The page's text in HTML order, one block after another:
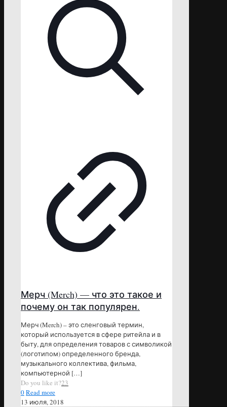
Мерч (Merch) — что это такое и
почему он так популярен.
Мерч (Merch) – это сленговый термин,
который используется в сфере ритейла и в
быту, для определения товаров с символикой
(логотипом) определенного бренда,
музыкального коллектива, фильма,
компьютерной […]
Do you like it?23
0Read more
13 июля, 2018